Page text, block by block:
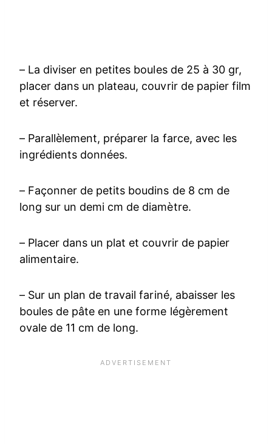
– La diviser en petites boules de 25 à 30 gr,
placer dans un plateau, couvrir de papier film
et réserver.
– Parallèlement, préparer la farce, avec les
ingrédients données.
– Façonner de petits boudins de 8 cm de
long sur un demi cm de diamètre.
– Placer dans un plat et couvrir de papier
alimentaire.
– Sur un plan de travail fariné, abaisser les
boules de pâte en une forme légèrement
ovale de 11 cm de long.